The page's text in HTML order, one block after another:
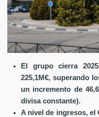
El grupo cierra
225,1M€, superando
un incremento de
divisa constante).
A nivel de ingresos, el